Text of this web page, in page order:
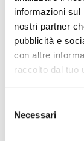
informazioni
nostri partner
pubblicità e
con altre
raccolto dal tuo
delNecessari
"La nostra
procedere
creditizia
Ascensore
Arredato